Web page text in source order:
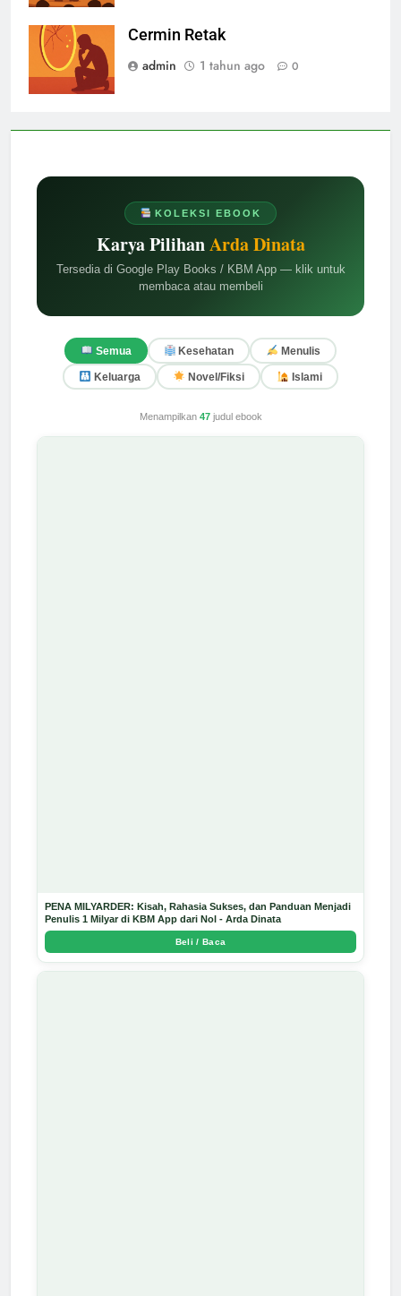
KOLEKSI EBOOK
Karya PilihanArda Dinata
Tersedia di Google Play Books / KBM App — klik untuk
membaca atau membeli
Semua Kesehatan Menulis
Keluarga Novel/Fiksi Islami
Menampilkan 47judul ebook
PENA MILYARDER: Kisah, Rahasia Sukses, dan Panduan Menjadi
Penulis 1 Milyar di KBM App dari Nol - Arda Dinata
Beli / Baca
Cermin Retak
admin
1 tahun ago 0